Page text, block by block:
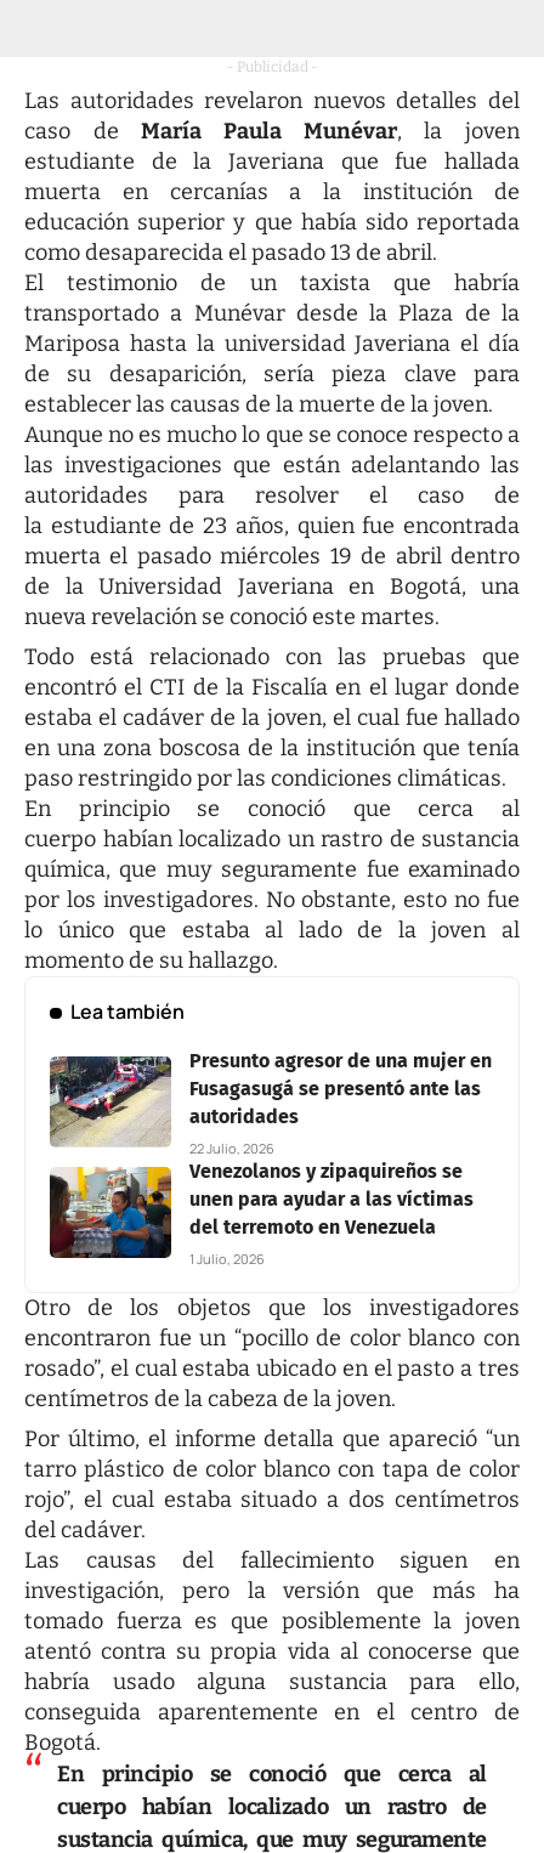
- Publicidad -
Las autoridades revelaron nuevos detalles del
caso deMaría Paula Munévar, la joven
estudiante de la Javeriana que fue hallada
muerta en cercanías a la institución de
educación superior y que había sido reportada
como desaparecida el pasado 13 de abril.
El testimonio de un taxista que habría
transportado a Munévar desde la Plaza de la
Mariposa hasta la universidad Javeriana el día
de su desaparición, sería pieza clave para
establecer las causas de la muerte de la joven.
Aunque no es mucho lo que se conoce respecto a
las investigaciones que están adelantando las
autoridades para resolver el caso de
la estudiante de 23 años, quien fue encontrada
muerta el pasado miércoles 19 de abril dentro
de la Universidad Javeriana en Bogotá, una
nueva revelación se conoció este martes.
Todo está relacionado con las pruebas que
encontró el CTI de la Fiscalía en el lugar donde
estaba el cadáver de la joven, el cual fue hallado
en una zona boscosa de la institución que tenía
paso restringido por las condiciones climáticas.
En principio se conoció que cerca al
cuerpo habían localizado un rastro de sustancia
química, que muy seguramente fue examinado
por los investigadores. No obstante, esto no fue
lo único que estaba al lado de la joven al
momento de su hallazgo.
Lea también
Presunto agresor de una mujer en
Fusagasugá se presentó ante las
autoridades
22 Julio, 2026
Venezolanos y zipaquireños se
unen para ayudar a las víctimas
del terremoto en Venezuela
1 Julio, 2026
Otro de los objetos que los investigadores
encontraron fue un “pocillo de color blanco con
rosado”, el cual estaba ubicado en el pasto a tres
centímetros de la cabeza de la joven.
Por último, el informe detalla que apareció “un
tarro plástico de color blanco con tapa de color
rojo”, el cual estaba situado a dos centímetros
del cadáver.
Las causas del fallecimiento siguen en
investigación, pero la versión que más ha
tomado fuerza es que posiblemente la joven
atentó contra su propia vida al conocerse que
habría usado alguna sustancia para ello,
conseguida aparentemente en el centro de
Bogotá.
En principio se conoció que cerca al
cuerpo habían localizado un rastro de
sustancia química, que muy seguramente